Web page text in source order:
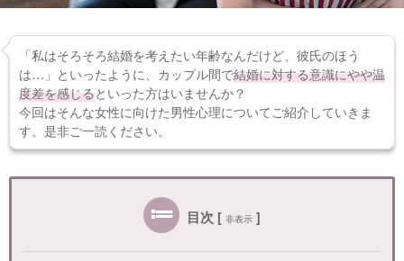
「私はそろそろ結婚を考えたい年齢なんだけど、彼氏のほう
は…」といったように、カップル間で結婚に対する意識にやや温
度差を感じるといった方はいませんか？
今回はそんな女性に向けた男性心理についてご紹介していきま
す。是非ご一読ください。
目次 [ 非表示 ]